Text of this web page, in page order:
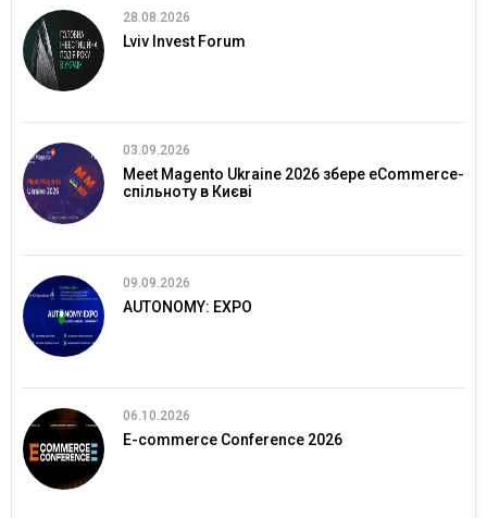
28.08.2026
Lviv Invest Forum
03.09.2026
Meet Magento Ukraine 2026 збере eCommerce-
спільноту в Києві
09.09.2026
AUTONOMY: EXPO
06.10.2026
E-commerce Conference 2026